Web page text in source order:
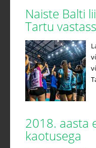
Naiste Balti
Tartu
2018. aasta
kaotusega